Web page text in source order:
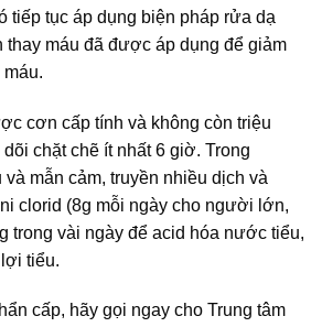
tiếp tục áp dụng biện pháp rửa dạ
thay máu đã được áp dụng để giảm
máu.
cơn cấp tính và không còn triệu
chặt chẽ ít nhất 6 giờ. Trong
mẫn cảm, truyền nhiều dịch và
clorid (8g mỗi ngày cho người lớn,
trong vài ngày để acid hóa nước tiểu,
tiểu.
cấp, hãy gọi ngay cho Trung tâm